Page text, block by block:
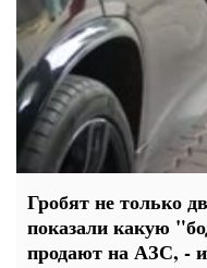
Гробят не только
показали какую
продают на АЗС, -